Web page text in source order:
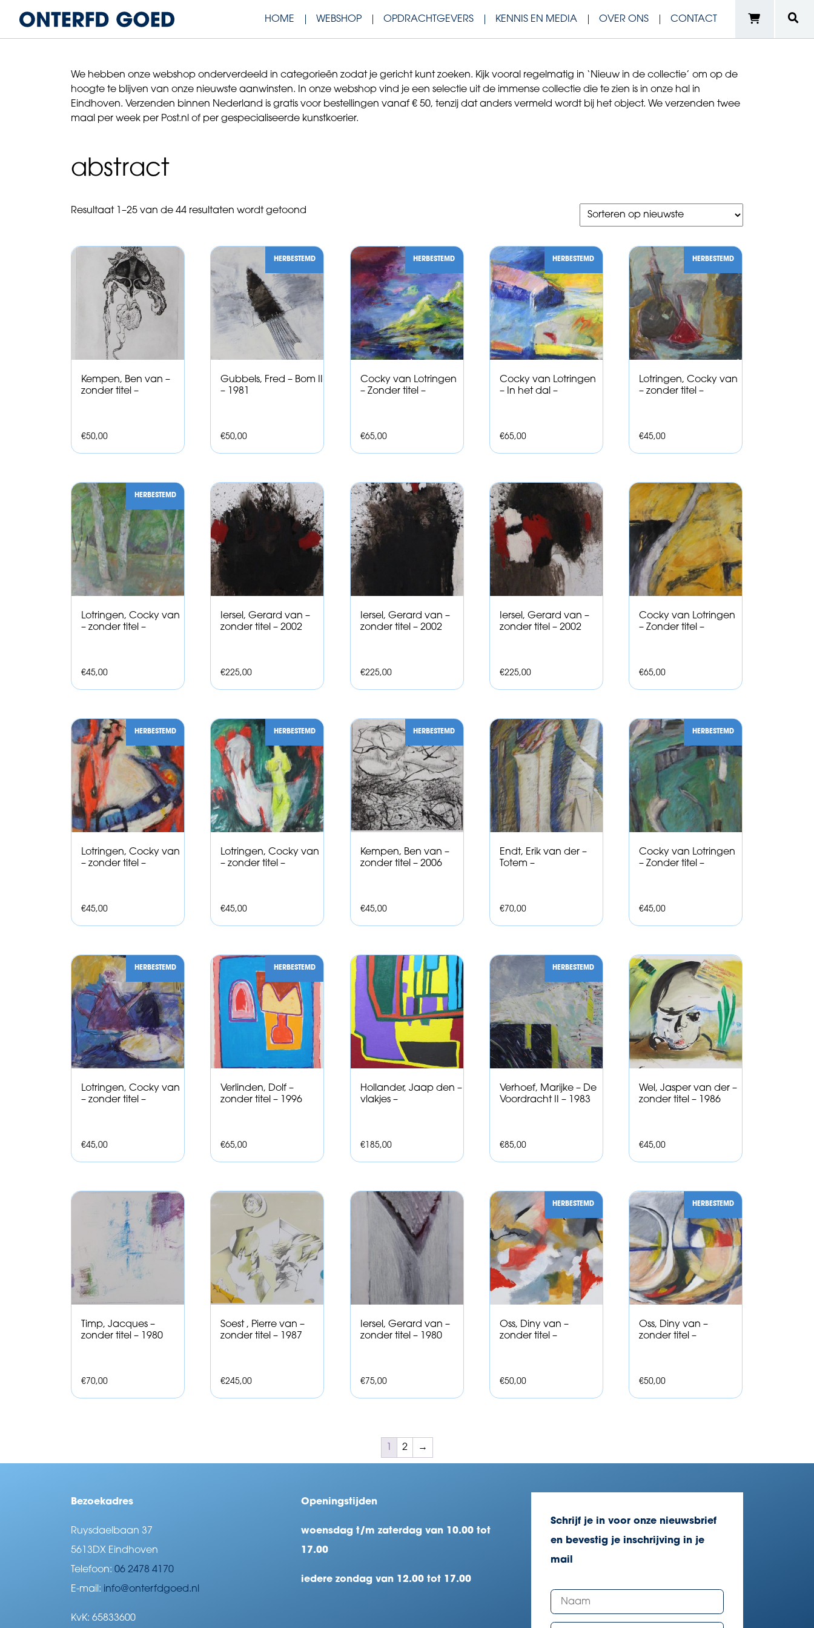
HOME WEBSHOP OPDRACHTGEVERS KENNIS EN MEDIA OVER ONS CONTACT
We hebben onze webshop onderverdeeld in categorieën zodat je gericht kunt zoeken. Kijk vooral regelmatig in ‘Nieuw in de collectie’ om op de
hoogte te blijven van onze nieuwste aanwinsten. In onze webshop vind je een selectie uit de immense collectie die te zien is in onze hal in
Eindhoven. Verzenden binnen Nederland is gratis voor bestellingen vanaf € 50, tenzij dat anders vermeld wordt bij het object. We verzenden twee
maal per week per Post.nl of per gespecialiseerde kunstkoerier.
abstract
Resultaat 1–25 van de 44 resultaten wordt getoond
Kempen, Ben van –
zonder titel –
€50,00
HERBESTEMD
Gubbels, Fred – Bom II
– 1981
€50,00
HERBESTEMD
Cocky van Lotringen
– Zonder titel –
€65,00
HERBESTEMD
Cocky van Lotringen
– In het dal –
€65,00
HERBESTEMD
Lotringen, Cocky van
– zonder titel –
€45,00
HERBESTEMD
Lotringen, Cocky van
– zonder titel –
€45,00
Iersel, Gerard van –
zonder titel – 2002
€225,00
Iersel, Gerard van –
zonder titel – 2002
€225,00
Iersel, Gerard van –
zonder titel – 2002
€225,00
Cocky van Lotringen
– Zonder titel –
€65,00
HERBESTEMD
Lotringen, Cocky van
– zonder titel –
€45,00
HERBESTEMD
Lotringen, Cocky van
– zonder titel –
€45,00
HERBESTEMD
Kempen, Ben van –
zonder titel – 2006
€45,00
Endt, Erik van der –
Totem –
€70,00
HERBESTEMD
Cocky van Lotringen
– Zonder titel –
€45,00
HERBESTEMD
Lotringen, Cocky van
– zonder titel –
€45,00
HERBESTEMD
Verlinden, Dolf –
zonder titel – 1996
€65,00
Hollander, Jaap den –
vlakjes –
€185,00
HERBESTEMD
Verhoef, Marijke – De
Voordracht II – 1983
€85,00
Wel, Jasper van der –
zonder titel – 1986
€45,00
Timp, Jacques –
zonder titel – 1980
€70,00
Soest , Pierre van –
zonder titel – 1987
€245,00
Iersel, Gerard van –
zonder titel – 1980
€75,00
HERBESTEMD
Oss, Diny van –
zonder titel –
€50,00
HERBESTEMD
Oss, Diny van –
zonder titel –
€50,00
1 2 →
Bezoekadres
Ruysdaelbaan 37
5613DX Eindhoven
Telefoon: 06 2478 4170
E-mail: info@onterfdgoed.nl
KvK: 65833600
Openingstijden
woensdag t/m zaterdag van 10.00 tot
17.00
iedere zondag van 12.00 tot 17.00
Schrijf je in voor onze nieuwsbrief
en bevestig je inschrijving in je
mail